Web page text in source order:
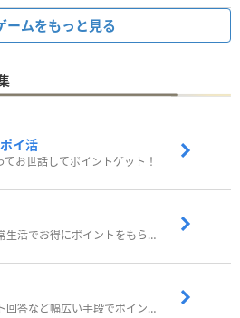
ームをもっと見る
イ活
てお世話してポイントゲット！
歩いてポイ活！日常生活でお得にポイントをもらおう
歩いたりアンケート回答など幅広い手段でポイントをゲット